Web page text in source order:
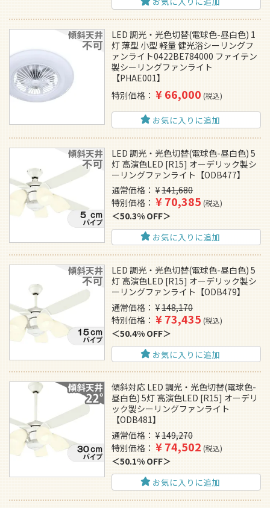
LED 調光・光色切替(電球色-昼白色) 1
灯 薄型 小型 軽量 健光浴シーリングフ
ァンライト0422BE784000 ファイテン
製シーリングファンライト
【PHAE001】
特別価格
¥66,000 税込
お気に入りに追加
LED 調光・光色切替(電球色-昼白色) 5
灯 高演色LED [R15] オーデリック製シ
ーリングファンライト【ODB477】
通常価格
¥141,680
特別価格
¥70,385 税込
50.3% OFF
お気に入りに追加
LED 調光・光色切替(電球色-昼白色) 5
灯 高演色LED [R15] オーデリック製シ
ーリングファンライト【ODB479】
通常価格
¥148,170
特別価格
¥73,435 税込
50.4% OFF
お気に入りに追加
傾斜対応 LED 調光・光色切替(電球色-
昼白色) 5灯 高演色LED [R15] オーデリ
ック製シーリングファンライト
【ODB481】
通常価格
¥149,270
特別価格
¥74,502 税込
50.1% OFF
お気に入りに追加